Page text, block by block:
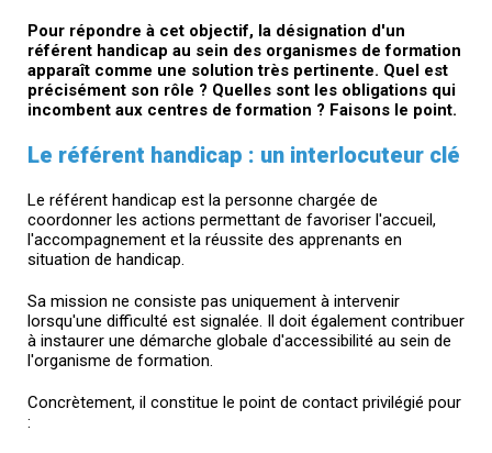
Pour répondre à cet objectif, la désignation d'un
référent handicap au sein des organismes de formation
apparaît comme une solution très pertinente. Quel est
précisément son rôle ? Quelles sont les obligations qui
incombent aux centres de formation ? Faisons le point.
Le référent handicap : un interlocuteur clé
Le référent handicap est la personne chargée de
coordonner les actions permettant de favoriser l'accueil,
l'accompagnement et la réussite des apprenants en
situation de handicap.
Sa mission ne consiste pas uniquement à intervenir
lorsqu'une difficulté est signalée. Il doit également contribuer
à instaurer une démarche globale d'accessibilité au sein de
l'organisme de formation.
Concrètement, il constitue le point de contact privilégié pour
: